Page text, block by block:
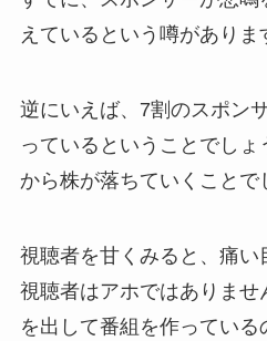
えているという噂がありま
逆にいえば、7割のスポン
っているということでし
から株が落ちていくことで
視聴者を甘くみると、痛い
視聴者はアホではありませ
を出して番組を作っている